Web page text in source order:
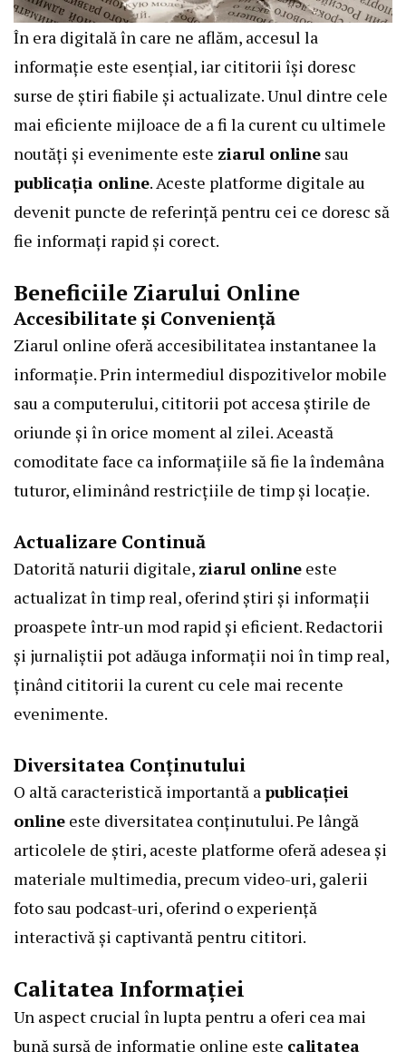
În era digitală în care ne aflăm, accesul la
informație este esențial, iar cititorii își doresc
surse de știri fiabile și actualizate. Unul dintre cele
mai eficiente mijloace de a fi la curent cu ultimele
noutăți și evenimente este ziarul online sau
publicația online. Aceste platforme digitale au
devenit puncte de referință pentru cei ce doresc să
fie informați rapid și corect.
Beneficiile Ziarului Online
Accesibilitate și Conveniență
Ziarul online oferă accesibilitatea instantanee la
informație. Prin intermediul dispozitivelor mobile
sau a computerului, cititorii pot accesa știrile de
oriunde și în orice moment al zilei. Această
comoditate face ca informațiile să fie la îndemâna
tuturor, eliminând restricțiile de timp și locație.
Actualizare Continuă
Datorită naturii digitale, ziarul online este
actualizat în timp real, oferind știri și informații
proaspete într-un mod rapid și eficient. Redactorii
și jurnaliștii pot adăuga informații noi în timp real,
ținând cititorii la curent cu cele mai recente
evenimente.
Diversitatea Conținutului
O altă caracteristică importantă apublicației
online este diversitatea conținutului. Pe lângă
articolele de știri, aceste platforme oferă adesea și
materiale multimedia, precum video-uri, galerii
foto sau podcast-uri, oferind o experiență
interactivă și captivantă pentru cititori.
Calitatea Informației
Un aspect crucial în lupta pentru a oferi cea mai
bună sursă de informație online este calitatea